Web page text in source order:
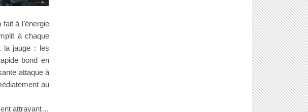
à l’énergie
à chaque
la jauge : les
bond en
attaque à
au
attrayant…